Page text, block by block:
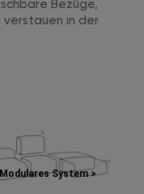
Bezüge,
verstauen in der
Modulares System >